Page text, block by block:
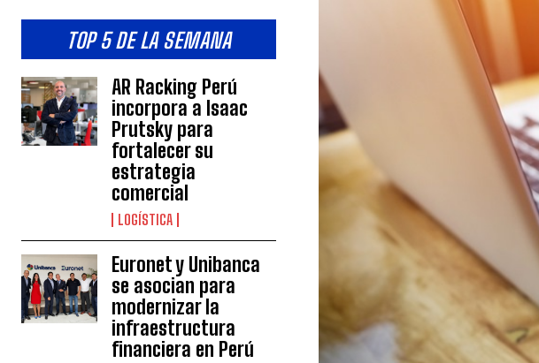
TOP 5 DE LA SEMANA
AR Racking Perú
incorpora a Isaac
Prutsky para
fortalecer su
estrategia
comercial
LOGÍSTICA
Euronet y Unibanca
se asocian para
modernizar la
infraestructura
financiera en Perú